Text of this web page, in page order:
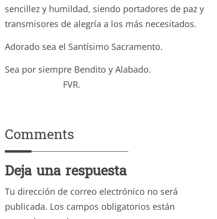
sencillez y humildad, siendo portadores de paz y
transmisores de alegría a los más necesitados.
Adorado sea el Santísimo Sacramento.
Sea por siempre Bendito y Alabado.
FVR.
Comments
Deja una respuesta
Tu dirección de correo electrónico no será
publicada. Los campos obligatorios están